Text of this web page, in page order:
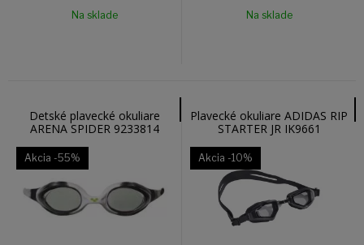
Na sklade Na sklade
Detské plavecké okuliare
ARENA SPIDER 9233814
Akcia -55%
Plavecké okuliare ADIDAS RIP
STARTER JR IK9661
Akcia -10%